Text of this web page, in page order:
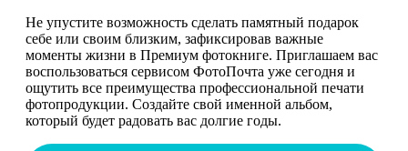
Не упустите возможность сделать памятный подарок
себе или своим близким, зафиксировав важные
моменты жизни в Премиум фотокниге. Приглашаем вас
воспользоваться сервисом ФотоПочта уже сегодня и
ощутить все преимущества профессиональной печати
фотопродукции. Создайте свой именной альбом,
который будет радовать вас долгие годы.